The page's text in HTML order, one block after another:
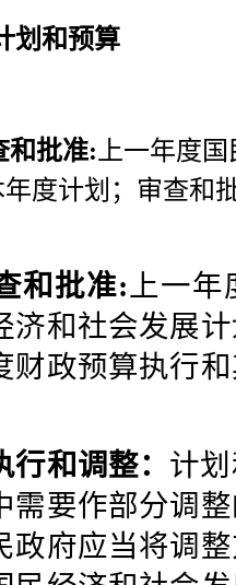
划和预算
和批准: 上一年度
度计划；审查和
和批准: 上一
济和社会发展
财政预算执行
和调整： 计
需要作部分调
政府应当将调